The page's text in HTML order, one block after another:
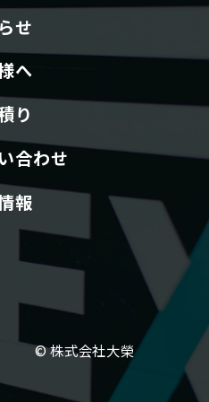
せ
へ
り
合わせ
報
© 株式会社大榮